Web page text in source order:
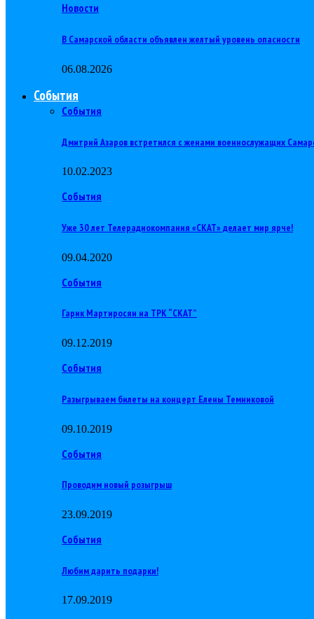
Новости
В Самарской области объявлен желтый уровень опасности
06.08.2026
События
События
Дмитрий Азаров встретился с женами военнослужащих
10.02.2023
События
Уже 30 лет Телерадиокомпания «СКАТ» делает мир ярче!
09.04.2020
События
Гарик Мартиросян на ТРК “СКАТ”
09.12.2019
События
Разыгрываем билеты на концерт Елены Темниковой
09.10.2019
События
Проводим новый розыгрыш
23.09.2019
События
Любим дарить подарки!
17.09.2019